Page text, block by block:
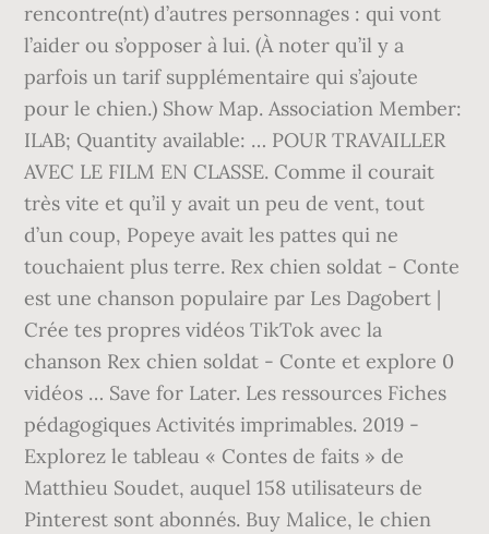
rencontre(nt) d’autres personnages : qui vont
l’aider ou s’opposer à lui. (À noter qu’il y a
parfois un tarif supplémentaire qui s’ajoute
pour le chien.) Show Map. Association Member:
ILAB; Quantity available: … POUR TRAVAILLER
AVEC LE FILM EN CLASSE. Comme il courait
très vite et qu’il y avait un peu de vent, tout
d’un coup, Popeye avait les pattes qui ne
touchaient plus terre. Rex chien soldat - Conte
est une chanson populaire par Les Dagobert |
Crée tes propres vidéos TikTok avec la
chanson Rex chien soldat - Conte et explore 0
vidéos … Save for Later. Les ressources Fiches
pédagogiques Activités imprimables. 2019 -
Explorez le tableau « Contes de faits » de
Matthieu Soudet, auquel 158 utilisateurs de
Pinterest sont abonnés. Buy Malice, le chien